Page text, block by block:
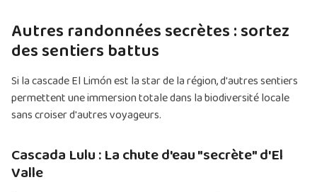
Autres randonnées secrètes : sortez
des sentiers battus
Si la cascade El Limón est la star de la région, d'autres sentiers
permettent une immersion totale dans la biodiversité locale
sans croiser d'autres voyageurs.
Cascada Lulu : La chute d'eau "secrète" d'El
Valle